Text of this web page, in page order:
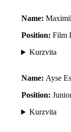
Name:
Position: Film
Kurzvita
Name: Ayse
Position:
Kurzvita